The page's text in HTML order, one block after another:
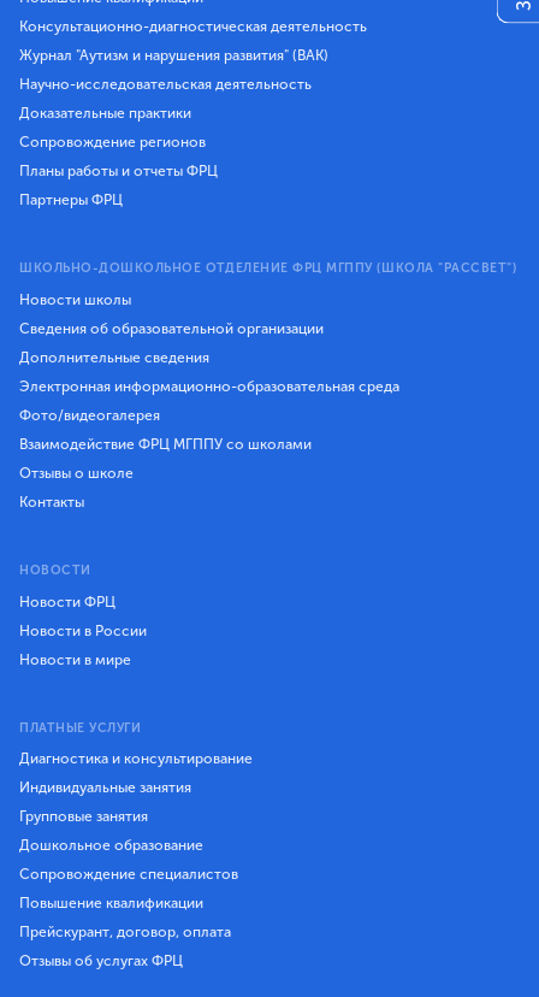
Консультационно-диагностическая деятельность
Журнал "Аутизм и нарушения развития" (ВАК)
Научно-исследовательская деятельность
Доказательные практики
Сопровождение регионов
Планы работы и отчеты ФРЦ
Партнеры ФРЦ
ШКОЛЬНО-ДОШКОЛЬНОЕ ОТДЕЛЕНИЕ ФРЦ МГППУ (ШКОЛА "РАССВЕТ")
Новости школы
Сведения об образовательной организации
Дополнительные сведения
Электронная информационно-образовательная среда
Фото/видеогалерея
Взаимодействие ФРЦ МГППУ со школами
Отзывы о школе
Контакты
НОВОСТИ
Новости ФРЦ
Новости в России
Новости в мире
ПЛАТНЫЕ УСЛУГИ
Диагностика и консультирование
Индивидуальные занятия
Групповые занятия
Дошкольное образование
Сопровождение специалистов
Повышение квалификации
Прейскурант, договор, оплата
Отзывы об услугах ФРЦ